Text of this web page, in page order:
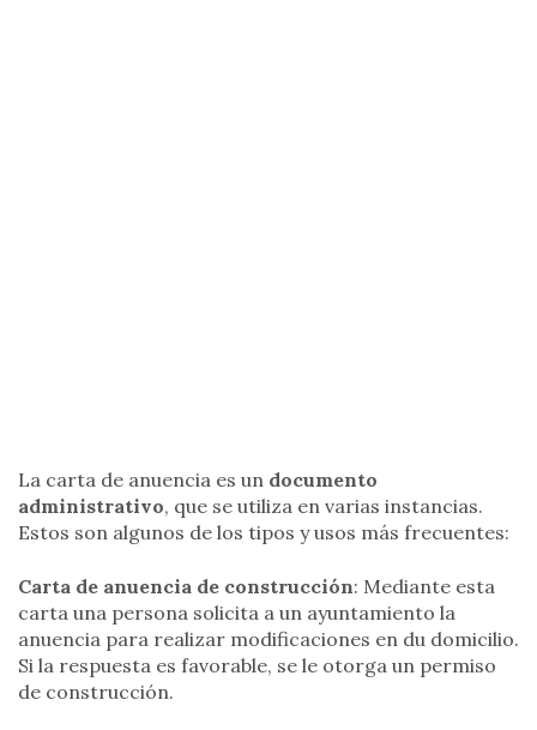
La carta de anuencia es un documento
administrativo, que se utiliza en varias instancias.
Estos son algunos de los tipos y usos más frecuentes:
Carta de anuencia de construcción: Mediante esta
carta una persona solicita a un ayuntamiento la
anuencia para realizar modificaciones en du domicilio.
Si la respuesta es favorable, se le otorga un permiso
de construcción.